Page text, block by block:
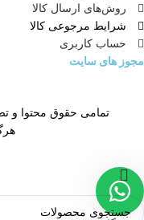
روش‌های ارسال کالا
شرایط مرجوعی کالا
حساب کاربری
مجوز های سایت
تمامی حقوق محتوا و